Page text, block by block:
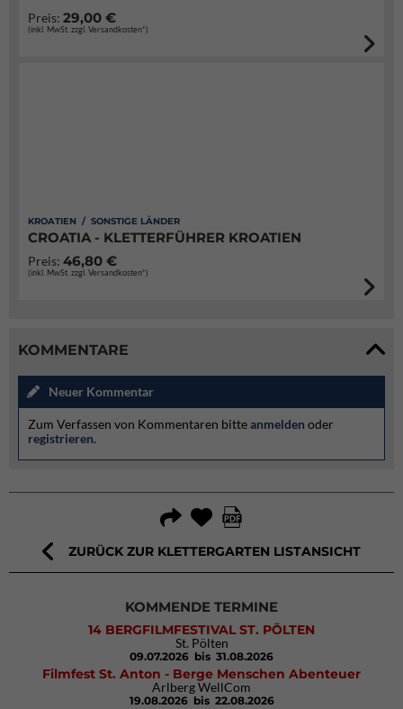
Preis: 29,00 €
(inkl. MwSt. zzgl. Versandkosten*)
KROATIEN / SONSTIGE LÄNDER
CROATIA - KLETTERFÜHRER KROATIEN
Preis: 46,80 €
(inkl. MwSt. zzgl. Versandkosten*)
KOMMENTARE
Neuer Kommentar
Zum Verfassen von Kommentaren bitteanmelden oder
registrieren.
ZURÜCK ZUR KLETTERGARTEN LISTANSICHT
KOMMENDE TERMINE
14 BERGFILMFESTIVAL ST. PÖLTEN
St. Pölten
09.07.2026 bis 31.08.2026
Filmfest St. Anton - Berge Menschen Abenteuer
Arlberg WellCom
19.08.2026 bis 22.08.2026